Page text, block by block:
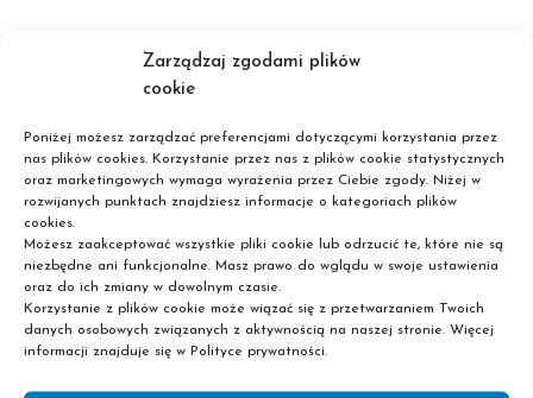
Zarządzaj zgodami plików
cookie
Poniżej możesz zarządzać preferencjami dotyczącymi korzystania przez
nas plików cookies. Korzystanie przez nas z plików cookie statystycznych
oraz marketingowych wymaga wyrażenia przez Ciebie zgody. Niżej w
rozwijanych punktach znajdziesz informacje o kategoriach plików
cookies.
Możesz zaakceptować wszystkie pliki cookie lub odrzucić te, które nie są
niezbędne ani funkcjonalne. Masz prawo do wglądu w swoje ustawienia
oraz do ich zmiany w dowolnym czasie.
Korzystanie z plików cookie może wiązać się z przetwarzaniem Twoich
danych osobowych związanych z aktywnością na naszej stronie. Więcej
informacji znajduje się w Polityce prywatności.